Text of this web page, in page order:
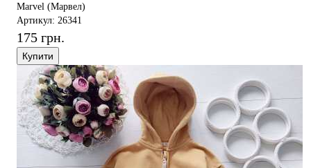
Marvel (Марвел)
Артикул: 26341
175 грн.
Купити